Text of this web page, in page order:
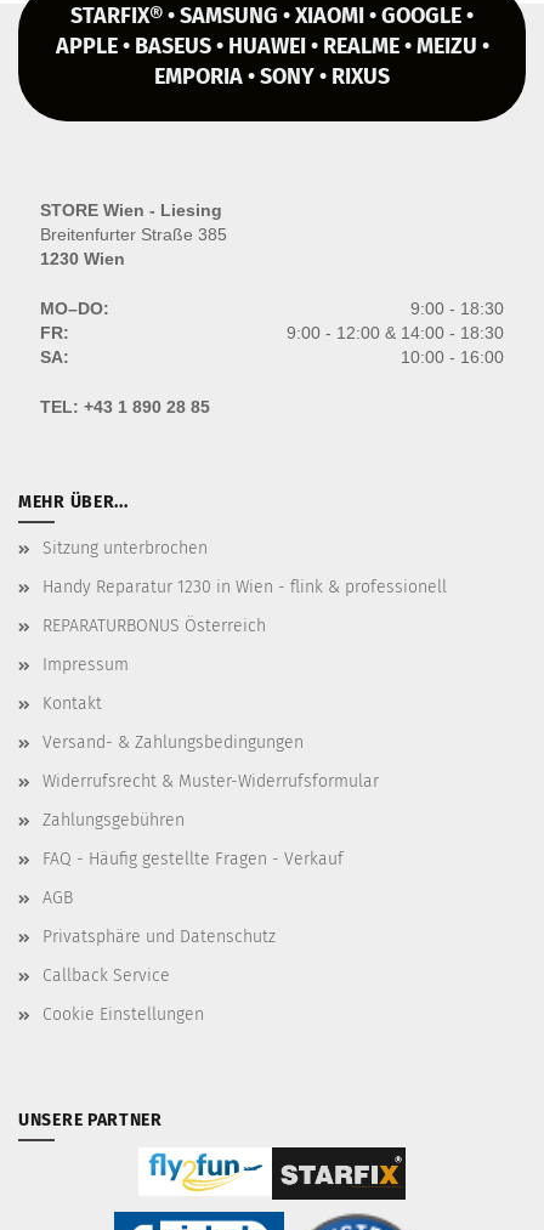
STARFIX® • SAMSUNG • XIAOMI • GOOGLE •
APPLE • BASEUS • HUAWEI • REALME • MEIZU •
EMPORIA • SONY • RIXUS
STORE Wien - Liesing
Breitenfurter Straße 385
1230 Wien
MO–DO:
9:00 - 18:30
FR:
9:00 - 12:00 & 14:00 - 18:30
SA:
10:00 - 16:00
TEL: +43 1 890 28 85
MEHR ÜBER...
Sitzung unterbrochen
Handy Reparatur 1230 in Wien - flink & professionell
REPARATURBONUS Österreich
Impressum
Kontakt
Versand- & Zahlungsbedingungen
Widerrufsrecht & Muster-Widerrufsformular
Zahlungsgebühren
FAQ - Häufig gestellte Fragen - Verkauf
AGB
Privatsphäre und Datenschutz
Callback Service
Cookie Einstellungen
UNSERE PARTNER